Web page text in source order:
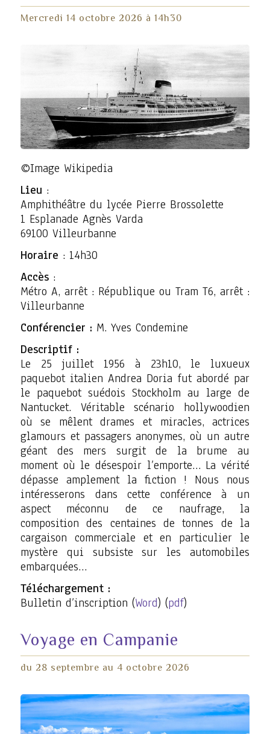
Mercredi 14 octobre 2026 à 14h30
©Image Wikipedia
Lieu :
Amphithéâtre du lycée Pierre Brossolette
1 Esplanade Agnès Varda
69100 Villeurbanne
Horaire : 14h30
Accès:
Métro A, arrêt : République ou Tram T6, arrêt :
Villeurbanne
Conférencier : M. Yves Condemine
Descriptif :
Le 25 juillet 1956 à 23h10, le luxueux
paquebot italien Andrea Doria fut abordé par
le paquebot suédois Stockholm au large de
Nantucket. Véritable scénario hollywoodien
où se mêlent drames et miracles, actrices
glamours et passagers anonymes, où un autre
géant des mers surgit de la brume au
moment où le désespoir l’emporte… La vérité
dépasse amplement la fiction ! Nous nous
intéresserons dans cette conférence à un
aspect méconnu de ce naufrage, la
composition des centaines de tonnes de la
cargaison commerciale et en particulier le
mystère qui subsiste sur les automobiles
embarquées…
Téléchargement :
Bulletin d’inscription (Word) (pdf)
Voyage en Campanie
du 28 septembre au 4 octobre 2026